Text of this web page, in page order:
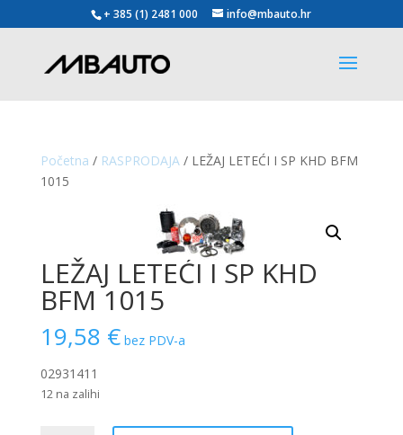
+ 385 (1) 2481 000 info@mbauto.hr
Početna / RASPRODAJA/ LEŽAJ LETEĆI I SP KHD BFM
1015
LEŽAJ LETEĆI I SP KHD
BFM 1015
19,58 € bez PDV-a
02931411
12 na zalihi